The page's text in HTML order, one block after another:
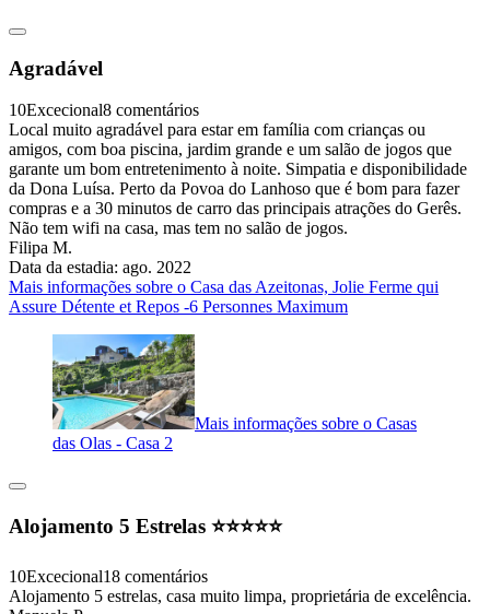
Agradável
10Excecional8 comentários
Local muito agradável para estar em família com crianças ou
amigos, com boa piscina, jardim grande e um salão de jogos que
garante um bom entretenimento à noite. Simpatia e disponibilidade
da Dona Luísa. Perto da Povoa do Lanhoso que é bom para fazer
compras e a 30 minutos de carro das principais atrações do Gerês.
Não tem wifi na casa, mas tem no salão de jogos.
Filipa M.
Data da estadia: ago. 2022
Mais informações sobre o Casa das Azeitonas, Jolie Ferme qui
Assure Détente et Repos -6 Personnes Maximum
Mais informações sobre o Casas
das Olas - Casa 2
Alojamento 5 Estrelas ⭐️⭐️⭐️⭐️⭐️
10Excecional18 comentários
Alojamento 5 estrelas, casa muito limpa, proprietária de excelência.